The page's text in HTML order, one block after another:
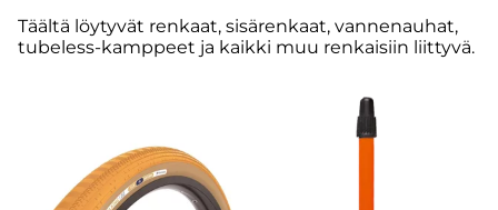
Täältä löytyvät renkaat, sisärenkaat, vannenauhat,
tubeless-kamppeet ja kaikki muu renkaisiin liittyvä.